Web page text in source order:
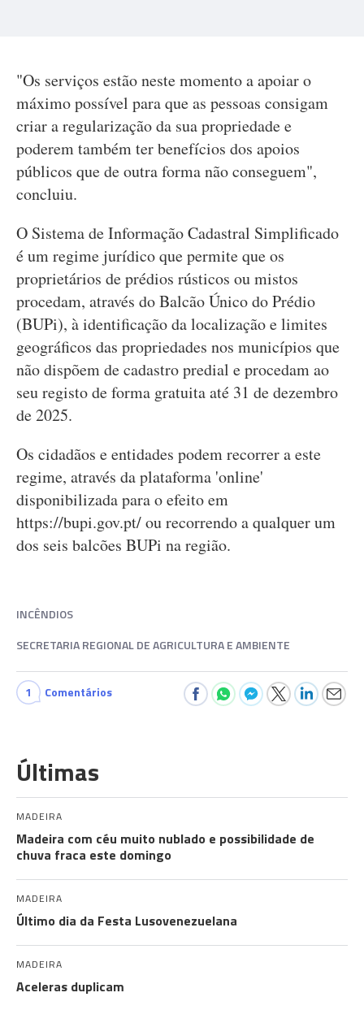
"Os serviços estão neste momento a apoiar o
máximo possível para que as pessoas consigam
criar a regularização da sua propriedade e
poderem também ter benefícios dos apoios
públicos que de outra forma não conseguem",
concluiu.
O Sistema de Informação Cadastral Simplificado
é um regime jurídico que permite que os
proprietários de prédios rústicos ou mistos
procedam, através do Balcão Único do Prédio
(BUPi), à identificação da localização e limites
geográficos das propriedades nos municípios que
não dispõem de cadastro predial e procedam ao
seu registo de forma gratuita até 31 de dezembro
de 2025.
Os cidadãos e entidades podem recorrer a este
regime, através da plataforma 'online'
disponibilizada para o efeito em
https://bupi.gov.pt/ ou recorrendo a qualquer um
dos seis balcões BUPi na região.
INCÊNDIOS
SECRETARIA REGIONAL DE AGRICULTURA E AMBIENTE
1 Comentários
Últimas
MADEIRA
Madeira com céu muito nublado e possibilidade de
chuva fraca este domingo
MADEIRA
Último dia da Festa Lusovenezuelana
MADEIRA
Aceleras duplicam